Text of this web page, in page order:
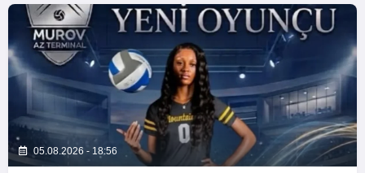
05.08.2026 - 18:56